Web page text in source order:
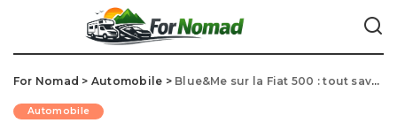
For Nomad > Automobile > Blue&Me sur la Fiat 500 : tout savoir sur ce système de connectivité embarqué
Automobile